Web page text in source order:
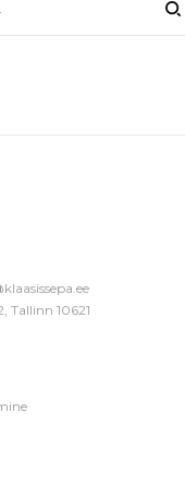
Tallinn 10621